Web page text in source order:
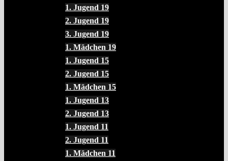
1. Jugend 19
2. Jugend 19
3. Jugend 19
1. Mädchen 19
1. Jugend 15
2. Jugend 15
1. Mädchen 15
1. Jugend 13
2. Jugend 13
1. Jugend 11
2. Jugend 11
1. Mädchen 11